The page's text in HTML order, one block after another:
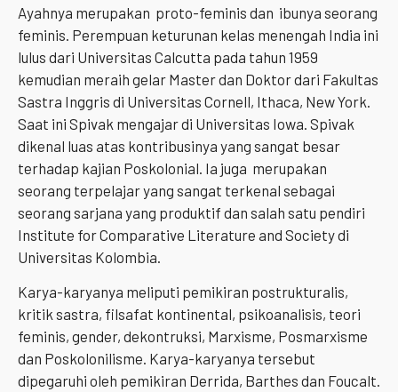
Ayahnya merupakan proto-feminis dan ibunya seorang
feminis. Perempuan keturunan kelas menengah India ini
lulus dari Universitas Calcutta pada tahun 1959
kemudian meraih gelar Master dan Doktor dari Fakultas
Sastra Inggris di Universitas Cornell, Ithaca, New York.
Saat ini Spivak mengajar di Universitas Iowa. Spivak
dikenal luas atas kontribusinya yang sangat besar
terhadap kajian Poskolonial. Ia juga merupakan
seorang terpelajar yang sangat terkenal sebagai
seorang sarjana yang produktif dan salah satu pendiri
Institute for Comparative Literature and Society di
Universitas Kolombia.
Karya-karyanya meliputi pemikiran postrukturalis,
kritik sastra, filsafat kontinental, psikoanalisis, teori
feminis, gender, dekontruksi, Marxisme, Posmarxisme
dan Poskolonilisme. Karya-karyanya tersebut
dipegaruhi oleh pemikiran Derrida, Barthes dan Foucalt.